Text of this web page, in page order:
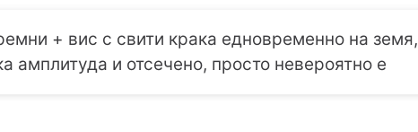
+ вис с свити крака едновременно на земя,
амплитуда и отсечено, просто невероятно е